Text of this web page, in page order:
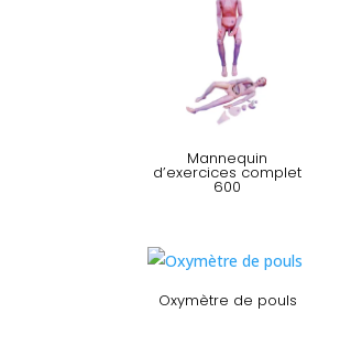
Mannequin
d’exercices complet
600
Oxymètre de pouls